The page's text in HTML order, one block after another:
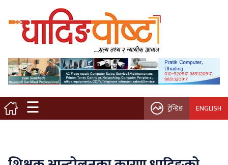
☰
मुख्य पृष्ठ
स्थानीय समाचार
विचार / ब्लग
नगर/गाउँ पालिका
ट्रेन्डिङ ENGLISH